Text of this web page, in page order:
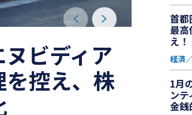
ビディア
控え、株
首
最
え！
経済
1月
ン
金